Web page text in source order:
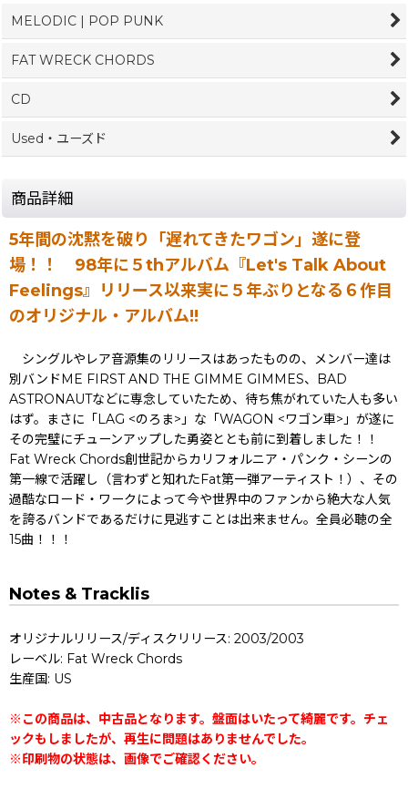
MELODIC | POP PUNK
FAT WRECK CHORDS
CD
Used・ユーズド
商品詳細
5年間の沈黙を破り「遅れてきたワゴン」遂に登
場！！ 98年に５thアルバム『Let's Talk About
Feelings』リリース以来実に５年ぶりとなる６作目
のオリジナル・アルバム!!
シングルやレア音源集のリリースはあったものの、メンバー達は
別バンドME FIRST AND THE GIMME GIMMES、BAD
ASTRONAUTなどに専念していたため、待ち焦がれていた人も多い
はず。まさに「LAG <のろま>」な「WAGON <ワゴン車>」が遂に
その完璧にチューンアップした勇姿ととも前に到着しました！！
Fat Wreck Chords創世記からカリフォルニア・パンク・シーンの
第一線で活躍し（言わずと知れたFat第一弾アーティスト！）、その
過酷なロード・ワークによって今や世界中のファンから絶大な人気
を誇るバンドであるだけに見逃すことは出来ません。全員必聴の全
15曲！！！
Notes & Tracklis
オリジナルリリース/ディスクリリース: 2003/2003
レーベル: Fat Wreck Chords
生産国: US
※この商品は、中古品となります。盤面はいたって綺麗です。チェ
ックもしましたが、再生に問題はありませんでした。
※印刷物の状態は、画像でご確認ください。